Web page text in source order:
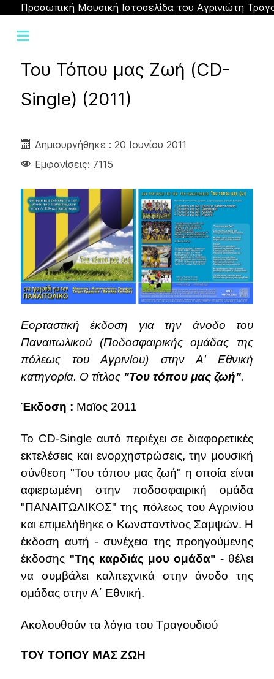
Προσωπική Μουσική Ιστοσελίδα του Αγρινιώτη
Του Τόπου μας Ζωή (CD-
Single) (2011)
Δημιουργήθηκε : 20 Ιουνίου 2011
Εμφανίσεις: 7115
Εορταστική έκδοση για την άνοδο του
Παναιτωλικού (Ποδοσφαιρικής ομάδας της
πόλεως του Αγρινίου) στην Α' Εθνική
κατηγορία. Ο τίτλος "Του τόπου μας ζωή".
Έκδοση : Μαϊος 2011
Το CD-Single αυτό περιέχει σε διαφορετικές
εκτελέσεις και ενορχηστρώσεις, την μουσική
σύνθεση "Του τόπου μας ζωή" η οποία είναι
αφιερωμένη στην ποδοσφαιρική ομάδα
"ΠΑΝΑΙΤΩΛΙΚΟΣ" της πόλεως του Αγρινίου
και επιμελήθηκε ο Κωνσταντίνος Σαμψών. Η
έκδοση αυτή - συνέχεια της προηγούμενης
έκδοσης "Της καρδιάς μου ομάδα" - θέλει
να συμβάλει καλιτεχνικά στην άνοδο της
ομάδας στην Α΄ Εθνική.
Ακολουθούν τα λόγια του Τραγουδιού
ΤΟΥ ΤΟΠΟΥ ΜΑΣ ΖΩΗ